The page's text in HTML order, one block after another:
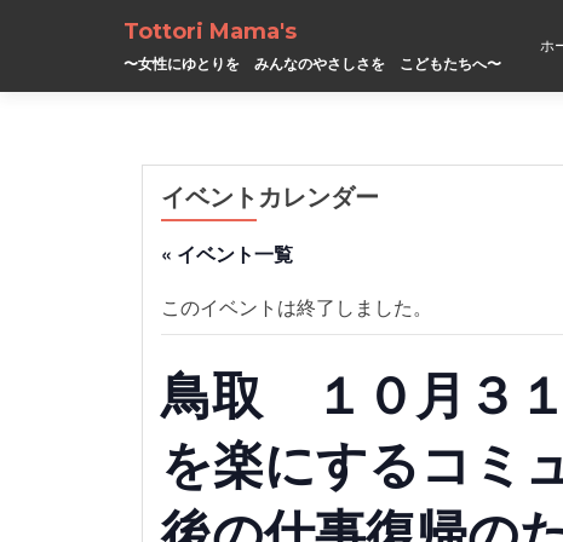
Tottori Mama's
〜女性にゆとりを みんなのやさしさを こどもたちへ〜
ホ
イベントカレンダー
« イベント一覧
このイベントは終了しました。
鳥取 １０月３
を楽にするコ